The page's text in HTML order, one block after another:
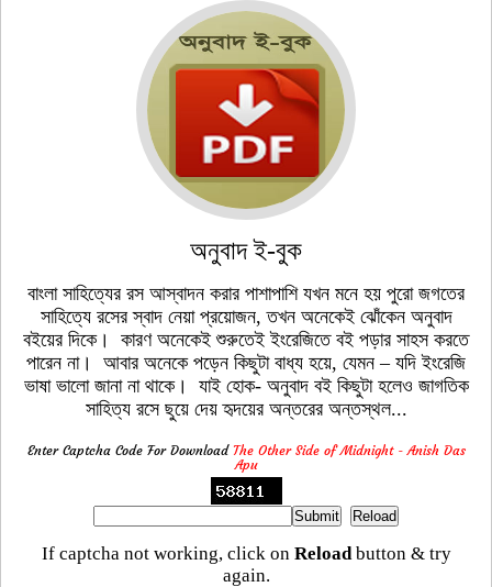
অনুবাদ ই-বুক
বাংলা সাহিত্যের রস আস্বাদন করার পাশাপাশি যখন মনে হয় পুরো জগতের
সাহিত্যে রসের স্বাদ নেয়া প্রয়োজন, তখন অনেকেই ঝোঁকেন অনুবাদ
বইয়ের দিকে। কারণ অনেকেই শুরুতেই ইংরেজিতে বই পড়ার সাহস করতে
পারেন না। আবার অনেকে পড়েন কিছুটা বাধ্য হয়ে, যেমন – যদি ইংরেজি
ভাষা ভালো জানা না থাকে। যাই হোক- অনুবাদ বই কিছুটা হলেও জাগতিক
সাহিত্য রসে ছুয়ে দেয় হৃদয়ের অন্তরের অন্তস্থল...
Enter Captcha Code For Download The Other Side of Midnight - Anish Das
Apu
If captcha not working, click on Reloadbutton & try
again.